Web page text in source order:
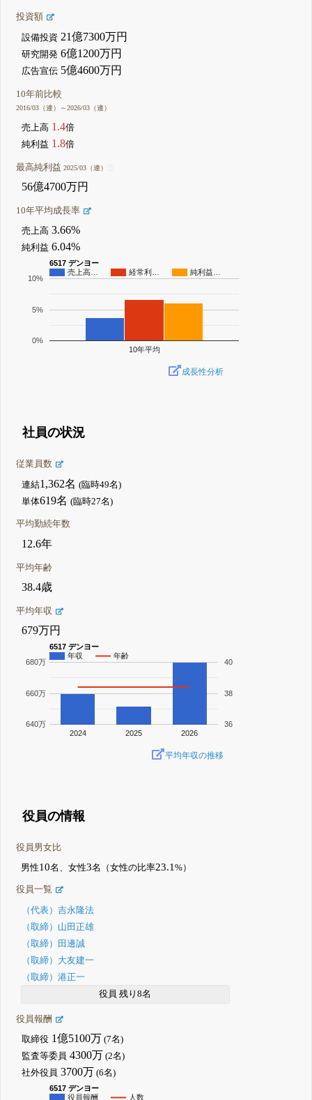
投資額
設備投資 21億7300万円
研究開発 6億1200万円
広告宣伝 5億4600万円
10年前比較
2016/03（連）～2026/03（連）
売上高 1.4倍
純利益 1.8倍
最高純利益2025/03（連）
56億4700万円
10年平均成長率
売上高 3.66%
純利益 6.04%
6517 デンヨー
売上高…
経常利… 純利益…
10年平均
0%
5%
10%
成長性分析
社員の状況
従業員数
連結1,362名(臨時49名)
単体619名(臨時27名)
平均勤続年数
12.6年
平均年齢
38.4歳
平均年収
679万円
6517 デンヨー
年収
年齢
2024 2025 2026
640万
660万
680万
36
38
40
平均年収の推移
役員の情報
役員男女比
男性10名、女性3名（女性の比率23.1 %）
役員一覧
（代表）吉永隆法
（取締）山田正雄
（取締）田邊誠
（取締）大友建一
（取締）港正一
役員 残り8名
役員報酬
取締役 1億5100万 (7名)
監査等委員 4300万 (2名)
社外役員 3700万 (6名)
6517 デンヨー
役員報酬
人数